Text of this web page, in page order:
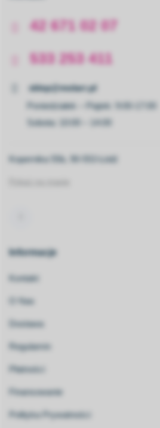
42 671 02 07
533 253 411
sklep@molarr.pl
Poniedziałek – Piątek: 9:00-17:00
Sobota: 10:00 – 14:00
Kopernika 55b, 90-553 Łódź
Informacje
Kontakt
O Nas
Dostawa
Regulamin
Płatności
Finansowanie
Polityka Prywatności